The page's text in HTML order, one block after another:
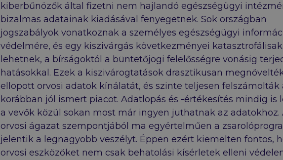
kiberbűnözők által fizetni nem hajlandó egészségügyi
bizalmas adatainak kiadásával fenyegetnek. Sok országban
jogszabályok vonatkoznak a személyes egészségügyi
védelmére, és egy kiszivárgás következményei katasztrofálisak
lehetnek, a bírságoktól a büntetőjogi felelősségre vonásig
hatásokkal. Ezek a kiszivárogtatások drasztikusan
ellopott orvosi adatok kínálatát, és szinte teljesen felszámolták
korábban jól ismert piacot. Adatlopás és -értékesítés mindig is
a vevők közül sokan most már ingyen juthatnak az adatokhoz.
orvosi ágazat szempontjából ma egyértelműen a
jelentik a legnagyobb veszélyt. Éppen ezért kiemelten fontos,
orvosi eszközöket nem csak behatolási kísérletek elleni